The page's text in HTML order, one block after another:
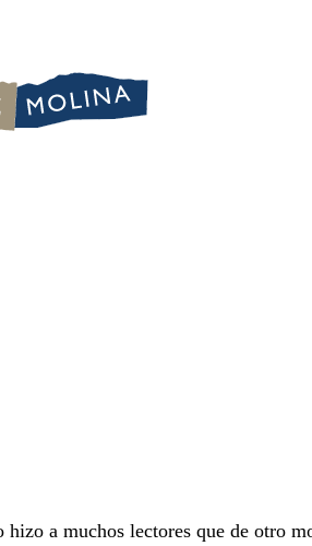
a muchos lectores que de otro